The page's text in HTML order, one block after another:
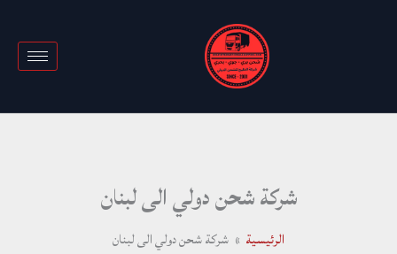
شركة شحن دولي الى لبنان
الرئيسية شركة شحن دولي الى لبنان